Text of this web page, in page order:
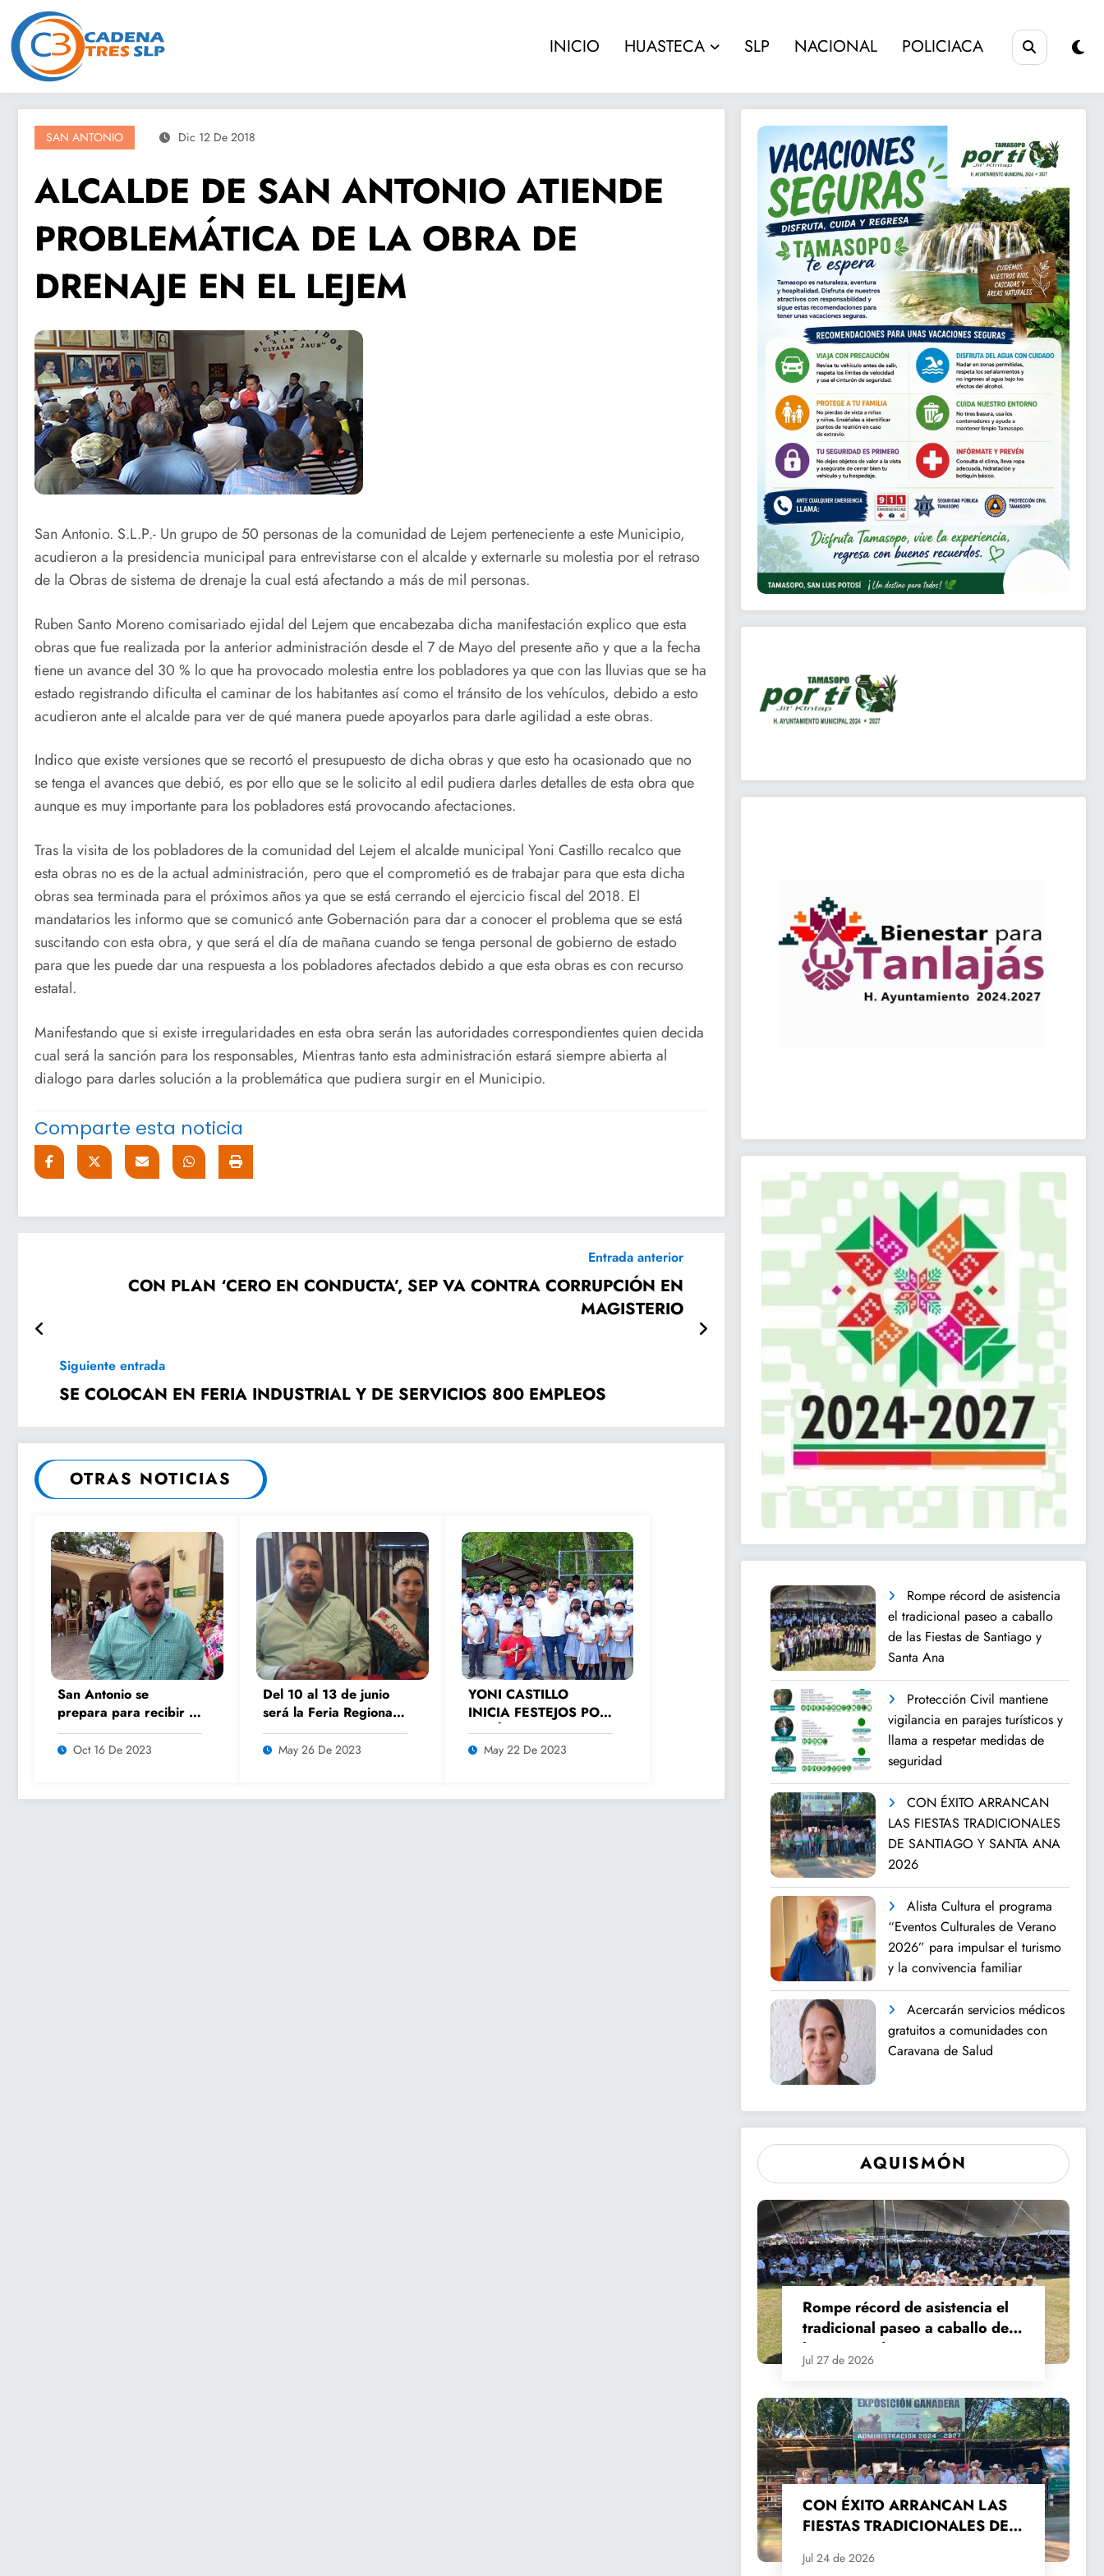
contenido
INICIO HUASTECA SLP NACIONAL POLICIACA
SAN ANTONIO Dic 12 De 2018
ALCALDE DE SAN ANTONIO ATIENDE
PROBLEMÁTICA DE LA OBRA DE
DRENAJE EN EL LEJEM
San Antonio. S.L.P.- Un grupo de 50 personas de la comunidad de Lejem perteneciente a este Municipio,
acudieron a la presidencia municipal para entrevistarse con el alcalde y externarle su molestia por el retraso
de la Obras de sistema de drenaje la cual está afectando a más de mil personas.
Ruben Santo Moreno comisariado ejidal del Lejem que encabezaba dicha manifestación explico que esta
obras que fue realizada por la anterior administración desde el 7 de Mayo del presente año y que a la fecha
tiene un avance del 30 % lo que ha provocado molestia entre los pobladores ya que con las lluvias que se ha
estado registrando dificulta el caminar de los habitantes así como el tránsito de los vehículos, debido a esto
acudieron ante el alcalde para ver de qué manera puede apoyarlos para darle agilidad a este obras.
Indico que existe versiones que se recortó el presupuesto de dicha obras y que esto ha ocasionado que no
se tenga el avances que debió, es por ello que se le solicito al edil pudiera darles detalles de esta obra que
aunque es muy importante para los pobladores está provocando afectaciones.
Tras la visita de los pobladores de la comunidad del Lejem el alcalde municipal Yoni Castillo recalco que
esta obras no es de la actual administración, pero que el comprometió es de trabajar para que esta dicha
obras sea terminada para el próximos años ya que se está cerrando el ejercicio fiscal del 2018. El
mandatarios les informo que se comunicó ante Gobernación para dar a conocer el problema que se está
suscitando con esta obra, y que será el día de mañana cuando se tenga personal de gobierno de estado
para que les puede dar una respuesta a los pobladores afectados debido a que esta obras es con recurso
estatal.
Manifestando que si existe irregularidades en esta obra serán las autoridades correspondientes quien decida
cual será la sanción para los responsables, Mientras tanto esta administración estará siempre abierta al
dialogo para darles solución a la problemática que pudiera surgir en el Municipio.
Comparte esta noticia
Entrada anterior
CON PLAN ‘CERO EN CONDUCTA’, SEP VA CONTRA CORRUPCIÓN EN
MAGISTERIO
Siguiente entrada
SE COLOCAN EN FERIA INDUSTRIAL Y DE SERVICIOS 800 EMPLEOS
OTRAS NOTICIAS
San Antonio se
prepara para recibir a
miles de turistas en el
5to encuentro K’AILEM
Oct 16 De 2023
Del 10 al 13 de junio
será la Feria Regional
del Artesano: Yoni
Castillo
May 26 De 2023
YONI CASTILLO
INICIA FESTEJOS POR
EL DÍA DEL
ESTUDIANTE EN LAS
May 22 De 2023
Rompe récord de asistencia
el tradicional paseo a caballo
de las Fiestas de Santiago y
Santa Ana
Protección Civil mantiene
vigilancia en parajes turísticos y
llama a respetar medidas de
seguridad
CON ÉXITO ARRANCAN
LAS FIESTAS TRADICIONALES
DE SANTIAGO Y SANTA ANA
2026
Alista Cultura el programa
“Eventos Culturales de Verano
2026” para impulsar el turismo
y la convivencia familiar
Acercarán servicios médicos
gratuitos a comunidades con
Caravana de Salud
AQUISMÓN
Rompe récord de asistencia el
tradicional paseo a caballo de
las Fiestas de Santiago y Santa
Ana
Jul 27 de 2026
CON ÉXITO ARRANCAN LAS
FIESTAS TRADICIONALES DE
2026
Jul 24 de 2026